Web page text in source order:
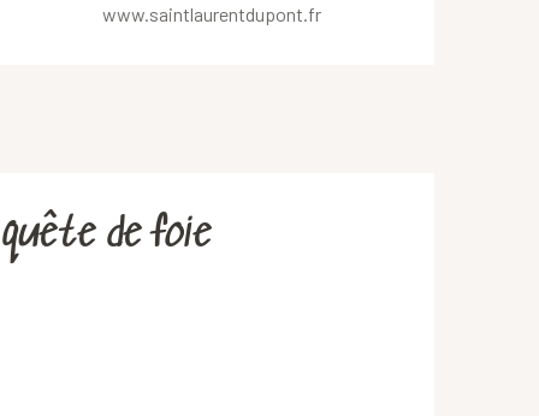
www.saintlaurentdupont.fr
de foie